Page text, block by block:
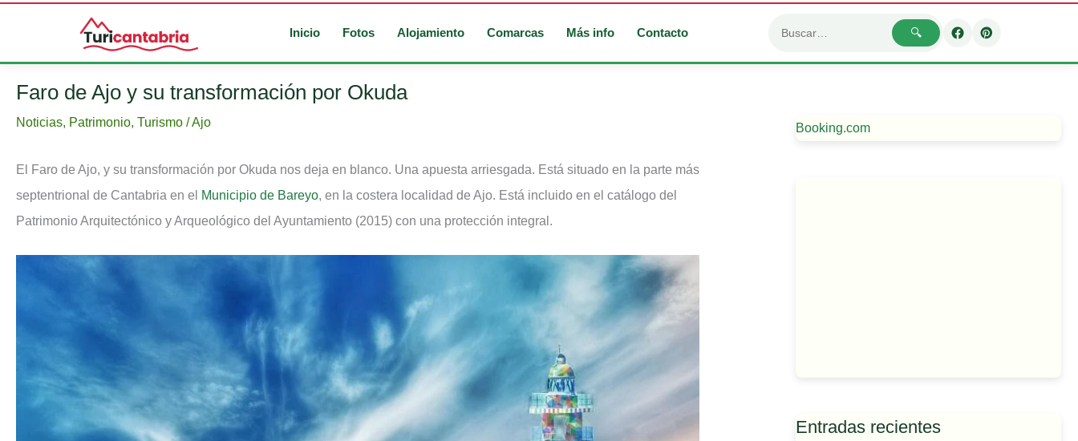
Inicio Fotos Alojamiento Comarcas Más info Contacto 🔍
contenido
Faro de Ajo y su transformación por Okuda
Noticias, Patrimonio, Turismo /Ajo
El Faro de Ajo, y su transformación por Okuda nos deja en blanco. Una apuesta arriesgada. Está situado en la parte más
septentrional de Cantabria en el
Municipio de Bareyo, en la costera localidad de Ajo. Está incluido en el catálogo del
Patrimonio Arquitectónico y Arqueológico del Ayuntamiento (2015) con una protección integral.
Booking.com
Entradas recientes